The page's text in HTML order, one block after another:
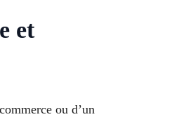
et
ou d’un